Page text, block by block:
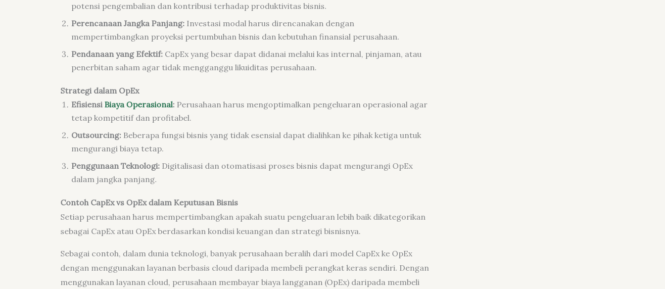
potensi pengembalian dan kontribusi terhadap produktivitas bisnis.
Perencanaan Jangka Panjang:Investasi modal harus direncanakan dengan
mempertimbangkan proyeksi pertumbuhan bisnis dan kebutuhan finansial perusahaan.
Pendanaan yang Efektif:CapEx yang besar dapat didanai melalui kas internal, pinjaman, atau
penerbitan saham agar tidak mengganggu likuiditas perusahaan.
Strategi dalam OpEx
Efisiensi Biaya Operasional:Perusahaan harus mengoptimalkan pengeluaran operasional agar
tetap kompetitif dan profitabel.
Outsourcing:Beberapa fungsi bisnis yang tidak esensial dapat dialihkan ke pihak ketiga untuk
mengurangi biaya tetap.
Penggunaan Teknologi:Digitalisasi dan otomatisasi proses bisnis dapat mengurangi OpEx
dalam jangka panjang.
Contoh CapEx vs OpEx dalam Keputusan Bisnis
Setiap perusahaan harus mempertimbangkan apakah suatu pengeluaran lebih baik dikategorikan
sebagai CapEx atau OpEx berdasarkan kondisi keuangan dan strategi bisnisnya.
Sebagai contoh, dalam dunia teknologi, banyak perusahaan beralih dari model CapEx ke OpEx
dengan menggunakan layanan berbasis cloud daripada membeli perangkat keras sendiri. Dengan
menggunakan layanan cloud, perusahaan membayar biaya langganan (OpEx) daripada membeli